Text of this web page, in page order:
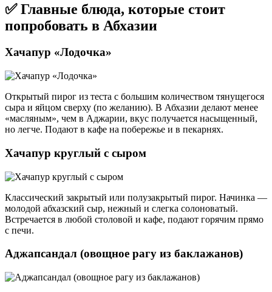
✅ Главные блюда, которые стоит
попробовать в Абхазии
Хачапур «Лодочка»
Открытый пирог из теста с большим количеством тянущегося
сыра и яйцом сверху (по желанию). В Абхазии делают менее
«масляным», чем в Аджарии, вкус получается насыщенный,
но легче. Подают в кафе на побережье и в пекарнях.
Хачапур круглый с сыром
Классический закрытый или полузакрытый пирог. Начинка —
молодой абхазский сыр, нежный и слегка солоноватый.
Встречается в любой столовой и кафе, подают горячим прямо
с печи.
Аджапсандал (овощное рагу из баклажанов)